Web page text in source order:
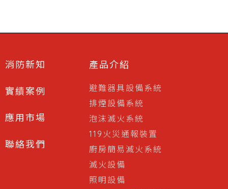
消防新知
實績案例
應用市場
聯絡我們
產品介紹
避難器具設備系統
排煙設備系統
泡沫滅火系統
119火災通報裝置
廚房簡易滅火系統
滅火設備
照明設備